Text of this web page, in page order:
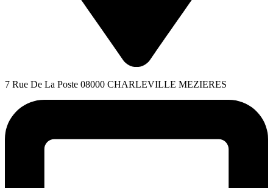
7 Rue De La Poste 08000 CHARLEVILLE MEZIERES